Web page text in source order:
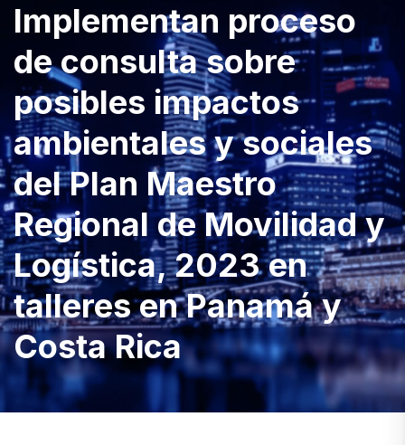
Implementan proceso
de consulta sobre
posibles impactos
ambientales y sociales
del Plan Maestro
Regional de Movilidad y
Logística, 2023 en
talleres en Panamá y
Costa Rica